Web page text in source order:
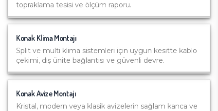
topraklama tesisi ve ölçüm raporu.
Konak Klima Montajı
Split ve multi klima sistemleri için uygun kesitte kablo
çekimi, dış ünite bağlantısı ve güvenli devre.
KonakAvize Montajı
Kristal, modern veya klasik avizelerin sağlam kanca ve